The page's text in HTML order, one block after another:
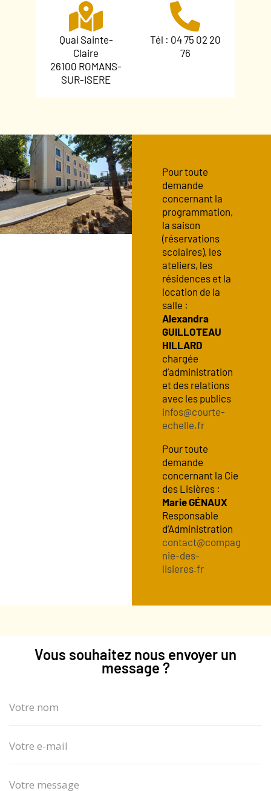
Quai Sainte-
Claire
26100 ROMANS-
SUR-ISERE
Tél : 04 75 02 20
76
Pour toute
demande
concernant la
programmation,
la saison
(réservations
scolaires), les
ateliers, les
résidences et la
location de la
salle :
Alexandra
GUILLOTEAU
HILLARD
chargée
d’administration
et des relations
avec les publics
infos@courte-
echelle.fr
Pour toute
demande
concernant la Cie
des Lisières :
Marie GÉNAUX
Responsable
d’Administration
contact@compag
nie-des-
lisieres.fr
Vous souhaitez nous envoyer un
message ?